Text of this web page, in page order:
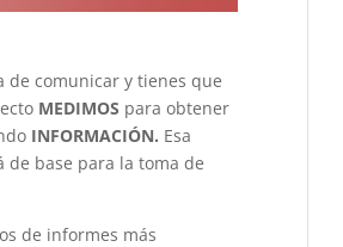
comunicar y tienes que
MEDIMOS para obtener
INFORMACIÓN. Esa
base para la toma de
de informes más